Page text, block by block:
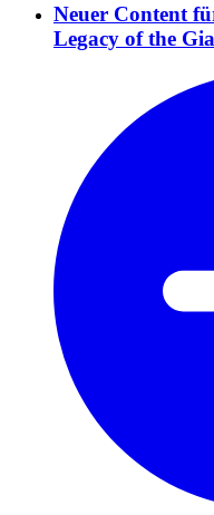
Neuer Content
Legacy of the